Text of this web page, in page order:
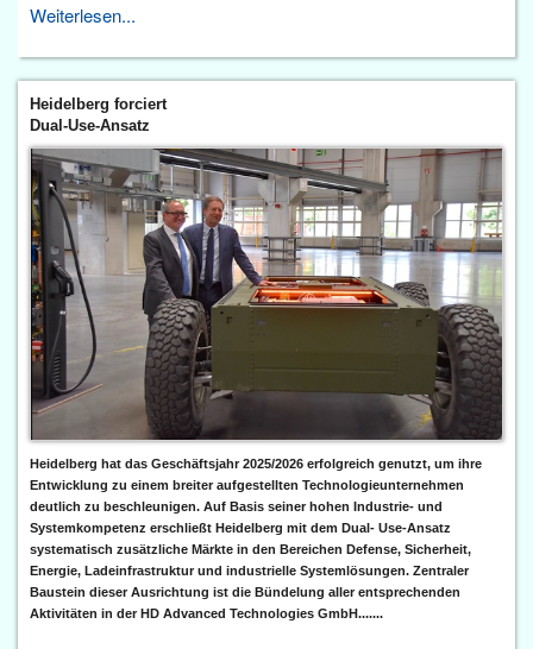
Weiterlesen...
Heidelberg forciert
Dual-Use-Ansatz
Heidelberg hat das Geschäftsjahr 2025/2026 erfolgreich genutzt, um ihre
Entwicklung zu einem breiter aufgestellten Technologieunternehmen
deutlich zu beschleunigen. Auf Basis seiner hohen Industrie- und
Systemkompetenz erschließt Heidelberg mit dem Dual- Use-Ansatz
systematisch zusätzliche Märkte in den Bereichen Defense, Sicherheit,
Energie, Ladeinfrastruktur und industrielle Systemlösungen. Zentraler
Baustein dieser Ausrichtung ist die Bündelung aller entsprechenden
Aktivitäten in der HD Advanced Technologies GmbH.......